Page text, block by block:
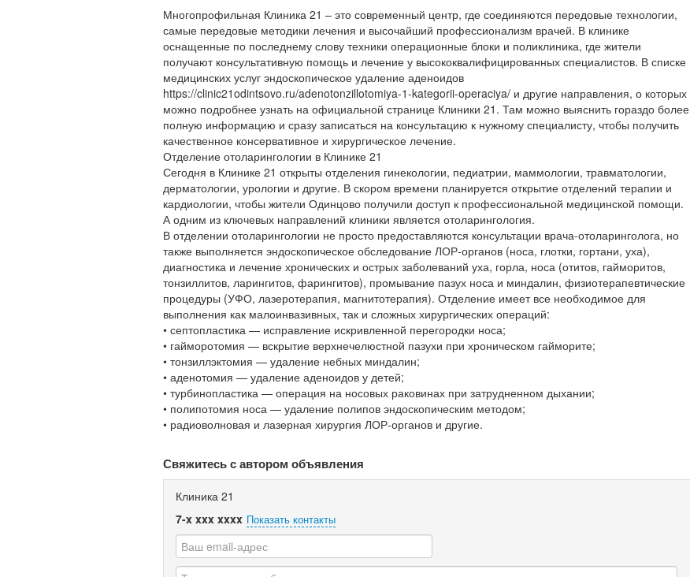
Многопрофильная Клиника 21 – это современный центр, где соединяются передовые технологии,
самые передовые методики лечения и высочайший профессионализм врачей. В клинике
оснащенные по последнему слову техники операционные блоки и поликлиника, где жители
получают консультативную помощь и лечение у высококвалифицированных специалистов. В списке
медицинских услуг эндоскопическое удаление аденоидов
https://clinic21odintsovo.ru/adenotonzillotomiya-1-kategorii-operaciya/ и другие направления, о которых
можно подробнее узнать на официальной странице Клиники 21. Там можно выяснить гораздо более
полную информацию и сразу записаться на консультацию к нужному специалисту, чтобы получить
качественное консервативное и хирургическое лечение.
Отделение отоларингологии в Клинике 21
Сегодня в Клинике 21 открыты отделения гинекологии, педиатрии, маммологии, травматологии,
дерматологии, урологии и другие. В скором времени планируется открытие отделений терапии и
кардиологии, чтобы жители Одинцово получили доступ к профессиональной медицинской помощи.
А одним из ключевых направлений клиники является отоларингология.
В отделении отоларингологии не просто предоставляются консультации врача-отоларинголога, но
также выполняется эндоскопическое обследование ЛОР-органов (носа, глотки, гортани, уха),
диагностика и лечение хронических и острых заболеваний уха, горла, носа (отитов, гайморитов,
тонзиллитов, ларингитов, фарингитов), промывание пазух носа и миндалин, физиотерапевтические
процедуры (УФО, лазеротерапия, магнитотерапия). Отделение имеет все необходимое для
выполнения как малоинвазивных, так и сложных хирургических операций:
• септопластика — исправление искривленной перегородки носа;
• гайморотомия — вскрытие верхнечелюстной пазухи при хроническом гайморите;
• тонзиллэктомия — удаление небных миндалин;
• аденотомия — удаление аденоидов у детей;
• турбинопластика — операция на носовых раковинах при затрудненном дыхании;
• полипотомия носа — удаление полипов эндоскопическим методом;
• радиоволновая и лазерная хирургия ЛОР-органов и другие.
Свяжитесь с автором объявления
Клиника 21
7-x xxx xxxx Показать контакты